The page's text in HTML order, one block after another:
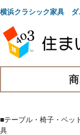
横浜クラシック家具 ダ
■テーブル・椅子・ベッ
具